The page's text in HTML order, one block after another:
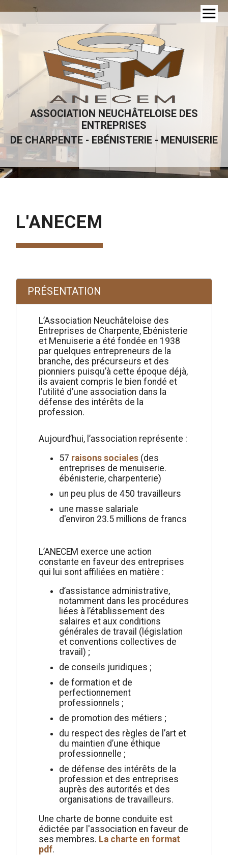
ASSOCIATION NEUCHÂTELOISE DES
ENTREPRISES
DE CHARPENTE - EBÉNISTERIE - MENUISERIE
L'ANECEM
PRÉSENTATION
L’Association Neuchâteloise des
Entreprises de Charpente, Ebénisterie
et Menuiserie a été fondée en 1938
par quelques entrepreneurs de la
branche, des précurseurs et des
pionniers puisqu’à cette époque déjà,
ils avaient compris le bien fondé et
l’utilité d’une association dans la
défense des intérêts de la
profession.
Aujourd’hui, l’association représente :
57 raisons sociales (des
entreprises de menuiserie.
ébénisterie, charpenterie)
un peu plus de 450 travailleurs
une masse salariale
d'environ 23.5 millions de francs
L’ANECEM exerce une action
constante en faveur des entreprises
qui lui sont affiliées en matière :
d’assistance administrative,
notamment dans les procédures
liées à l’établissement des
salaires et aux conditions
générales de travail (législation
et conventions collectives de
travail) ;
de conseils juridiques ;
de formation et de
perfectionnement
professionnels ;
de promotion des métiers ;
du respect des règles de l’art et
du maintien d’une éthique
professionnelle ;
de défense des intérêts de la
profession et des entreprises
auprès des autorités et des
organisations de travailleurs.
Une charte de bonne conduite est
édictée par l'association en faveur de
ses membres. La charte en format
pdf.